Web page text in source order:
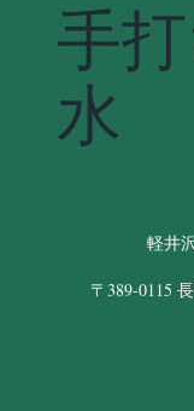
手
水
軽井
〒389-0115